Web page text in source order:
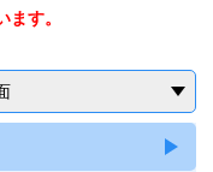
す。